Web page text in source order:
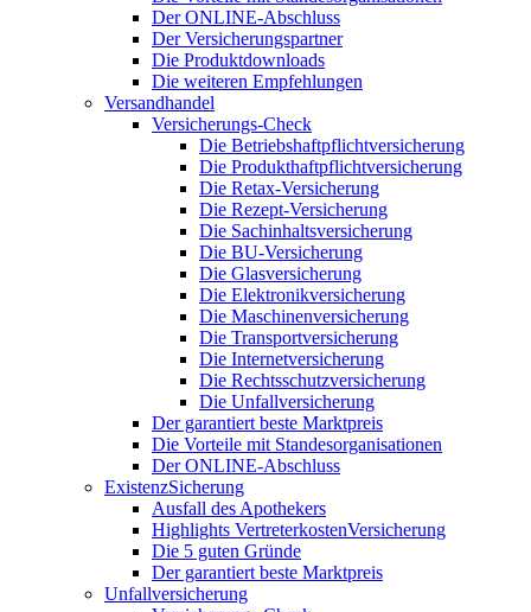
Der ONLINE-Abschluss
Der Versicherungspartner
Die Produktdownloads
Die weiteren Empfehlungen
Versandhandel
Versicherungs-Check
Die Betriebshaftpflichtversicherung
Die Produkthaftpflichtversicherung
Die Retax-Versicherung
Die Rezept-Versicherung
Die Sachinhaltsversicherung
Die BU-Versicherung
Die Glasversicherung
Die Elektronikversicherung
Die Maschinenversicherung
Die Transportversicherung
Die Internetversicherung
Die Rechtsschutzversicherung
Die Unfallversicherung
Der garantiert beste Marktpreis
Die Vorteile mit Standesorganisationen
Der ONLINE-Abschluss
ExistenzSicherung
Ausfall des Apothekers
Highlights VertreterkostenVersicherung
Die 5 guten Gründe
Der garantiert beste Marktpreis
Unfallversicherung